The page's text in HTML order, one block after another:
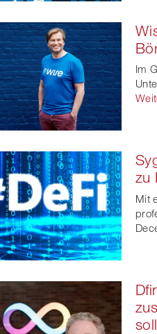
Im
zu
Mit